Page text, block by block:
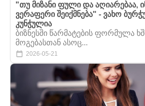
"თუ მიზანი ფული და აღიარებაა,
ვერაფერი შეიქმნება" - ვახო
კუნჭულია
ბიზნესში წარმატების ფორმულა
მოგებასთან ასოც...
2026-05-21